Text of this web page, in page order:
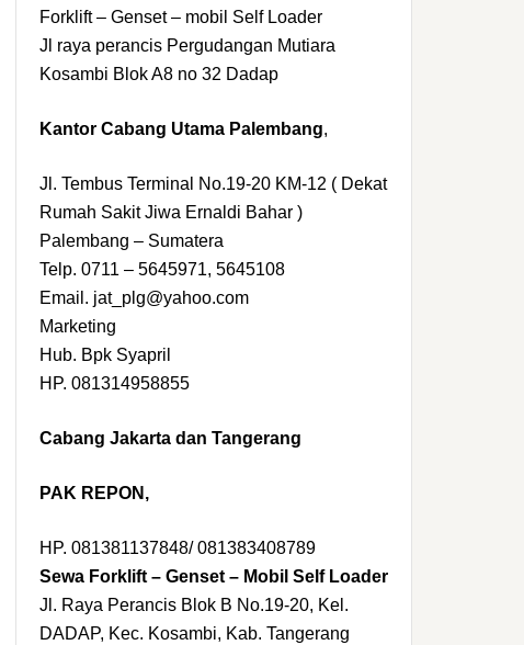
Forklift – Genset – mobil Self Loader
Jl raya perancis Pergudangan Mutiara
Kosambi Blok A8 no 32 Dadap
Kantor Cabang Utama Palembang,
Jl. Tembus Terminal No.19-20 KM-12 ( Dekat
Rumah Sakit Jiwa Ernaldi Bahar )
Palembang – Sumatera
Telp. 0711 – 5645971, 5645108
Email. jat_plg@yahoo.com
Marketing
Hub. Bpk Syapril
HP. 081314958855
Cabang Jakarta dan Tangerang
PAK REPON,
HP. 081381137848/ 081383408789
Sewa Forklift – Genset – Mobil Self Loader
Jl. Raya Perancis Blok B No.19-20, Kel.
DADAP, Kec. Kosambi, Kab. Tangerang